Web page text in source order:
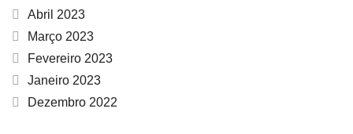
Abril 2023
Março 2023
Fevereiro 2023
Janeiro 2023
Dezembro 2022